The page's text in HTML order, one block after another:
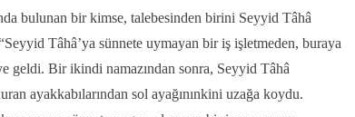
bulunan bir kimse, talebesinden birini Seyyid Tâhâ
Tâhâ’ya sünnete uymayan bir iş işletmeden, buraya
geldi. Bir ikindi namazından sonra, Seyyid Tâhâ
ayakkabılarından sol ayağınınkini uzağa koydu.